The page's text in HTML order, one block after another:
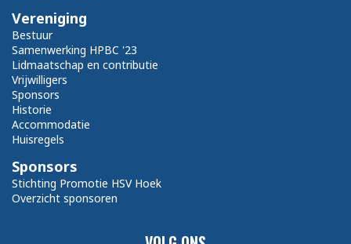
Vereniging
Bestuur
Samenwerking HPBC '23
Lidmaatschap en contributie
Vrijwilligers
Sponsors
Historie
Accommodatie
Huisregels
Sponsors
Stichting Promotie HSV Hoek
Overzicht sponsoren